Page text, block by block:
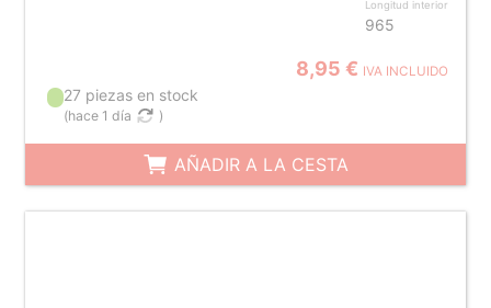
Longitud interior
965
8,95 € IVA INCLUIDO
27 piezas en stock
(hace 1 día )
AÑADIR A LA CESTA